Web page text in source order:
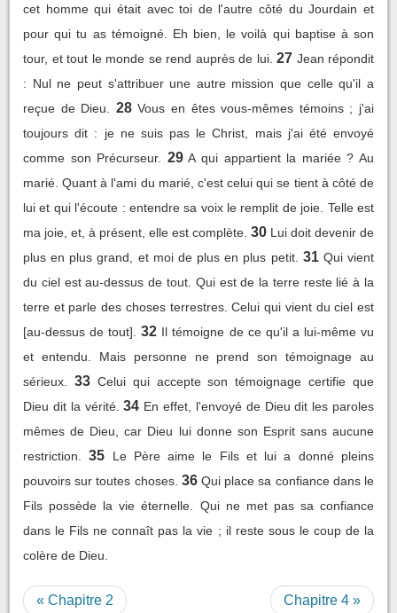
cet homme qui était avec toi de l'autre côté du Jourdain et
pour qui tu as témoigné. Eh bien, le voilà qui baptise à son
tour, et tout le monde se rend auprès de lui. 27 Jean répondit
: Nul ne peut s'attribuer une autre mission que celle qu'il a
reçue de Dieu.
28 Vous en êtes vous-mêmes témoins ; j'ai
toujours dit : je ne suis pas le Christ, mais j'ai été envoyé
comme son Précurseur.
29 A qui appartient la mariée ? Au
marié. Quant à l'ami du marié, c'est celui qui se tient à côté de
lui et qui l'écoute : entendre sa voix le remplit de joie. Telle est
ma joie, et, à présent, elle est complète. 30 Lui doit devenir de
plus en plus grand, et moi de plus en plus petit. 31 Qui vient
du ciel est au-dessus de tout. Qui est de la terre reste lié à la
terre et parle des choses terrestres. Celui qui vient du ciel est
[au-dessus de tout].
32 Il témoigne de ce qu'il a lui-même vu
et entendu. Mais personne ne prend son témoignage au
sérieux.
33 Celui qui accepte son témoignage certifie que
Dieu dit la vérité. 34 En effet, l'envoyé de Dieu dit les paroles
mêmes de Dieu, car Dieu lui donne son Esprit sans aucune
restriction.
35
Le Père aime le Fils et lui a donné pleins
pouvoirs sur toutes choses. 36 Qui place sa confiance dans le
Fils possède la vie éternelle. Qui ne met pas sa confiance
dans le Fils ne connaît pas la vie ; il reste sous le coup de la
colère de Dieu.
« Chapitre 2 Chapitre 4 »